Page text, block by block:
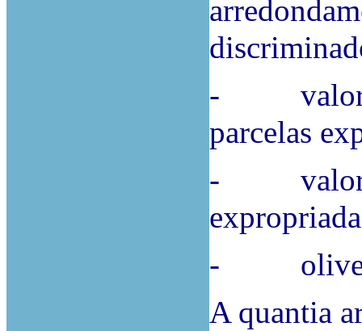
- valor do
parcelas
- valor do
-
A quantia